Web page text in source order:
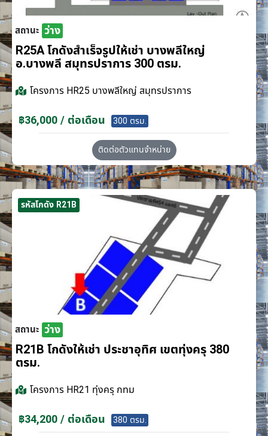
สถานะ ว่าง
R25A โกดังสำเร็จรูปให้เช่า บางพลีใหญ่
อ.บางพลี สมุทรปราการ 300 ตรม.
โครงการ HR25 บางพลีใหญ่ สมุทรปราการ
฿36,000 / ต่อเดือน 300 ตรม.
ติดต่อตัวแทนจำหน่าย
รหัสโกดัง R21B
สถานะ ว่าง
R21B โกดังให้เช่า ประชาอุทิศ เขตทุ่งครุ 380
ตรม.
โครงการ HR21 ทุ่งครุ กทม
฿34,200 / ต่อเดือน 380 ตรม.